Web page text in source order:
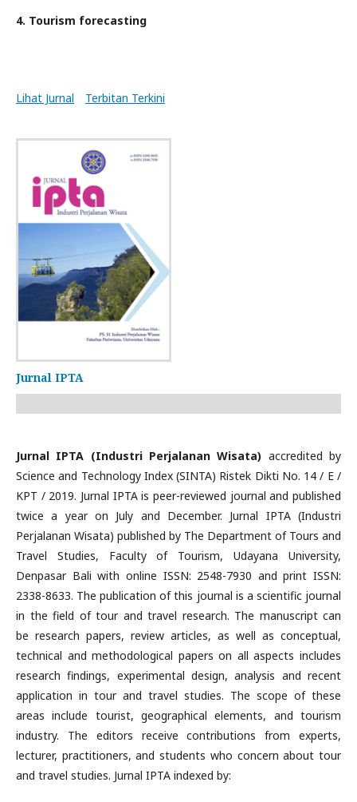
4. Tourism forecasting
Lihat Jurnal Terbitan Terkini
Jurnal IPTA
Jurnal IPTA (Industri Perjalanan Wisata) accredited by
Science and Technology Index (SINTA) Ristek Dikti No. 14 / E /
KPT / 2019. Jurnal IPTA is peer-reviewed journal and published
twice a year on July and December. Jurnal IPTA (Industri
Perjalanan Wisata) published by The Department of Tours and
Travel Studies, Faculty of Tourism, Udayana University,
Denpasar Bali with online ISSN: 2548-7930 and print ISSN:
2338-8633. The publication of this journal is a scientific journal
in the field of tour and travel research. The manuscript can
be research papers, review articles, as well as conceptual,
technical and methodological papers on all aspects includes
research findings, experimental design, analysis and recent
application in tour and travel studies. The scope of these
areas include tourist, geographical elements, and tourism
industry. The editors receive contributions from experts,
lecturer, practitioners, and students who concern about tour
and travel studies. Jurnal IPTA indexed by: